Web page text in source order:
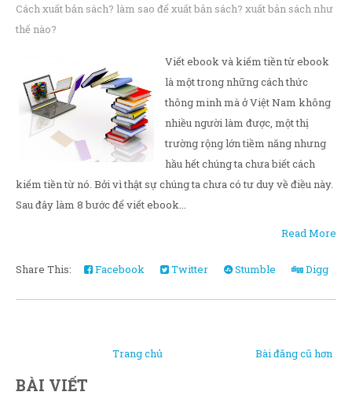
Cách xuất bản sách? làm sao để xuất bản sách? xuất bản sách như
thế nào?
Viết ebook và kiếm tiền từ ebook
là một trong những cách thức
thông minh mà ở Việt Nam không
nhiều người làm được, một thị
trường rộng lớn tiềm năng nhưng
hầu hết chúng ta chưa biết cách
kiếm tiền từ nó. Bởi vì thật sự chúng ta chưa có tư duy về điều này.
Sau đây làm 8 bước để viết ebook...
Read More
Share This: Facebook Twitter Stumble Digg
Bài đăng cũ hơn
Trang chủ
BÀI VIẾT